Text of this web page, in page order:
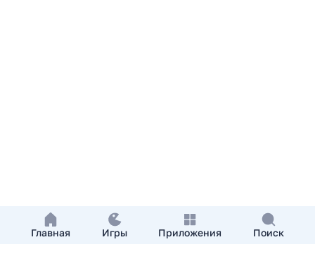
Главная Игры Приложения Поиск